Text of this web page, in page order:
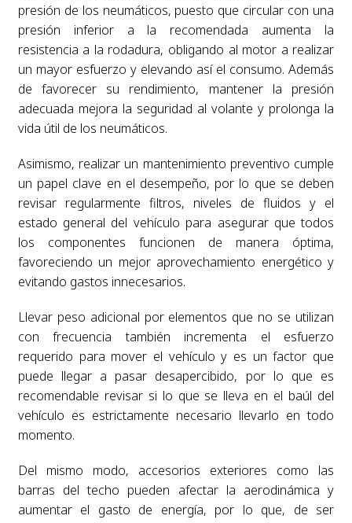
presión de los neumáticos, puesto que circular con una
presión inferior a la recomendada aumenta la
resistencia a la rodadura, obligando al motor a realizar
un mayor esfuerzo y elevando así el consumo. Además
de favorecer su rendimiento, mantener la presión
adecuada mejora la seguridad al volante y prolonga la
vida útil de los neumáticos.
Asimismo, realizar un mantenimiento preventivo cumple
un papel clave en el desempeño, por lo que se deben
revisar regularmente filtros, niveles de fluidos y el
estado general del vehículo para asegurar que todos
los componentes funcionen de manera óptima,
favoreciendo un mejor aprovechamiento energético y
evitando gastos innecesarios.
Llevar peso adicional por elementos que no se utilizan
con frecuencia también incrementa el esfuerzo
requerido para mover el vehículo y es un factor que
puede llegar a pasar desapercibido, por lo que es
recomendable revisar si lo que se lleva en el baúl del
vehículo es estrictamente necesario llevarlo en todo
momento.
Del mismo modo, accesorios exteriores como las
barras del techo pueden afectar la aerodinámica y
aumentar el gasto de energía, por lo que, de ser